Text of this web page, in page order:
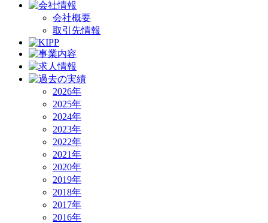
会社概要
取引先情報
2026年
2025年
2024年
2023年
2022年
2021年
2020年
2019年
2018年
2017年
2016年